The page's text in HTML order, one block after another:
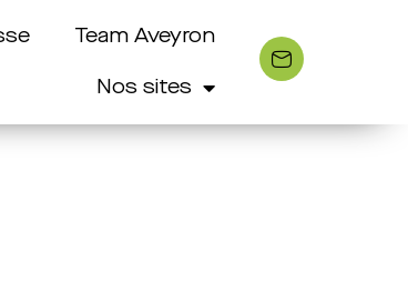
Team Aveyron
Nos sites